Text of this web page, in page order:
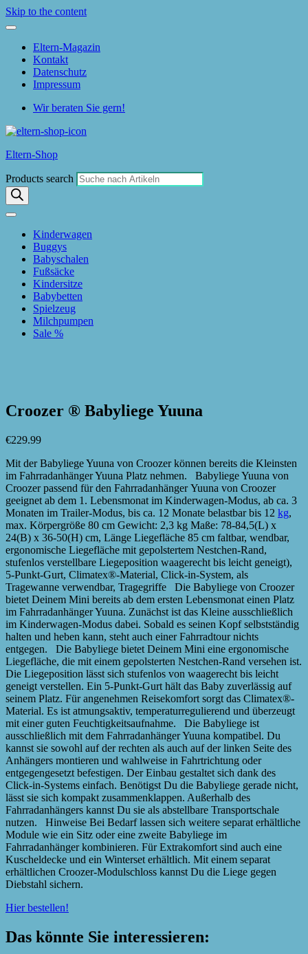
Skip to the content
Eltern-Magazin
Kontakt
Datenschutz
Impressum
Wir beraten Sie gern!
Eltern-Shop
Products search
Kinderwagen
Buggys
Babyschalen
Fußsäcke
Kindersitze
Babybetten
Spielzeug
Milchpumpen
Sale %
Croozer ® Babyliege Yuuna
€229.99
Mit der Babyliege Yuuna von Croozer können bereits die Kleinsten
im Fahrradanhänger Yuuna Platz nehmen. Babyliege Yuuna von
Croozer passend für den Fahrradanhänger Yuuna von Croozer
geeignet ab dem 1. Lebensmonat im Kinderwagen-Modus, ab ca. 3
Monaten im Trailer-Modus, bis ca. 12 Monate belastbar bis 12 kg,
max. Körpergröße 80 cm Gewicht: 2,3 kg Maße: 78-84,5(L) x
24(B) x 36-50(H) cm, Länge Liegefläche 85 cm faltbar, wendbar,
ergonomische Liegefläche mit gepolstertem Nestchen-Rand,
stufenlos verstellbare Liegeposition waagerecht bis leicht geneigt),
5-Punkt-Gurt, Climatex®-Material, Click-in-System, als
Tragewanne verwendbar, Tragegriffe Die Babyliege von Croozer
bietet Deinem Mini bereits ab dem ersten Lebensmonat einen Platz
im Fahrradanhänger Yuuna. Zunächst ist das Kleine ausschließlich
im Kinderwagen-Modus dabei. Sobald es seinen Kopf selbstständig
halten und heben kann, steht auch einer Fahrradtour nichts
entgegen. Die Babyliege bietet Deinem Mini eine ergonomische
Liegefläche, die mit einem gepolsterten Nestchen-Rand versehen ist.
Die Liegeposition lässt sich stufenlos von waagerecht bis leicht
geneigt verstellen. Ein 5-Punkt-Gurt hält das Baby zuverlässig auf
seinem Platz. Für angenehmen Reisekomfort sorgt das Climatex®-
Material. Es ist atmungsaktiv, temperaturregulierend und überzeugt
mit einer guten Feuchtigkeitsaufnahme. Die Babyliege ist
ausschließlich mit dem Fahrradanhänger Yuuna kompatibel. Du
kannst sie sowohl auf der rechten als auch auf der linken Seite des
Anhängers montieren und wahlweise in Fahrtrichtung oder
entgegengesetzt befestigen. Der Einbau gestaltet sich dank des
Click-in-Systems einfach. Benötigst Du die Babyliege gerade nicht,
lässt sie sich kompakt zusammenklappen. Außerhalb des
Fahrradanhängers kannst Du sie als abstellbare Transportschale
nutzen. Hinweise Bei Bedarf lassen sich weitere separat erhältliche
Module wie ein Sitz oder eine zweite Babyliege im
Fahrradanhänger kombinieren. Für Extrakomfort sind auch eine
Kuscheldecke und ein Winterset erhältlich. Mit einem separat
erhältlichen Croozer-Modulschloss kannst Du die Liege gegen
Diebstahl sichern.
Hier bestellen!
Das könnte Sie interessieren: